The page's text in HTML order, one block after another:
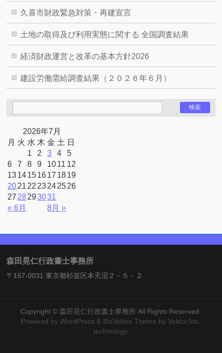
久喜市財政緊急対策・再建宣言
土地の取得及び利用実態に関する 全国調査結果
経済財政運営と改革の基本方針2026
建設労働需給調査結果（２０２６年６月）
2026年7月
月 火 水 木 金 土 日
« 6月 8月 »
1 2 3 4
5
6
7 8 9 1011 12
1314151617 1819
2021 22 23242526
27 28293031
森田晃仁行政書士事務所
〒167-0031 東京都杉並区本天沼２－５－２
Copyright © 森田晃仁行政書士事務所 All Rights Reserved.
Powered byWordPress & BizVektor Theme by Vektor,Inc.
technology.